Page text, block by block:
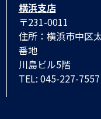
横浜支店
〒231-0011
住所：横浜市中区
番地
川島ビル5階
TEL: 045-227-7557